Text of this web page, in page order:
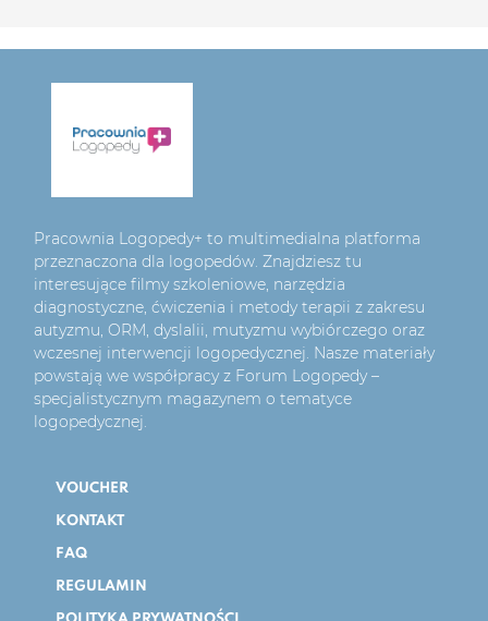
Pracownia Logopedy+ to multimedialna platforma
przeznaczona dla logopedów. Znajdziesz tu
interesujące filmy szkoleniowe, narzędzia
diagnostyczne, ćwiczenia i metody terapii z zakresu
autyzmu, ORM, dyslalii, mutyzmu wybiórczego oraz
wczesnej interwencji logopedycznej. Nasze materiały
powstają we współpracy z Forum Logopedy –
specjalistycznym magazynem o tematyce
logopedycznej.
VOUCHER
KONTAKT
FAQ
REGULAMIN